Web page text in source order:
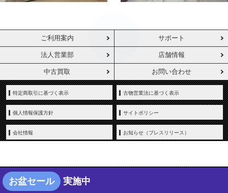
ご利用案内 サポート
法人営業部 店舗情報
中古買取 お問い合わせ
特定商取引に基づく表示 古物営業法に基づく表示
個人情報保護方針 サイトポリシー
会社情報 お知らせ（プレスリリース）
Copyright © YAMADA-DENKI Co., Ltd. All rights reserved.
お盆セール 実施中